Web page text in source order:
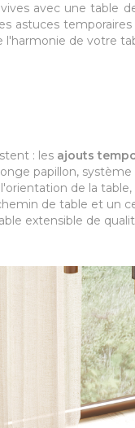
avec une table
astuces
de votre
: les ajouts
papillon,
de la
de table et un
extensible de